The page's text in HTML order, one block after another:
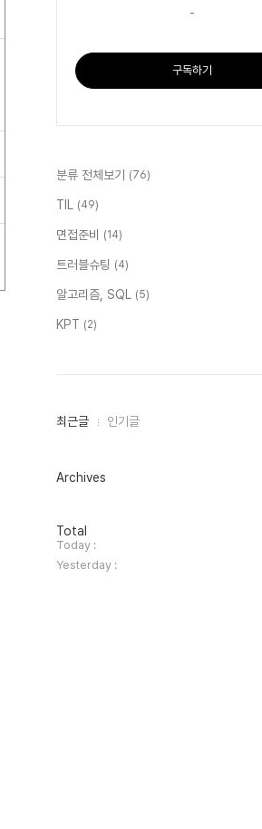
-
구독하기
분류 전체보기 (76)
TIL (49)
면접준비 (14)
트러블슈팅 (4)
알고리즘, SQL (5)
KPT (2)
최
인
최근글 인기글
Archives
방
문
자
수
Total
Today :
Yesterday :